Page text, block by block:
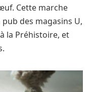
Cette marche
des magasins U,
la Préhistoire, et